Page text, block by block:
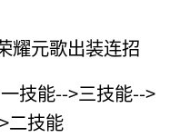
技能-->三技能-->
二技能